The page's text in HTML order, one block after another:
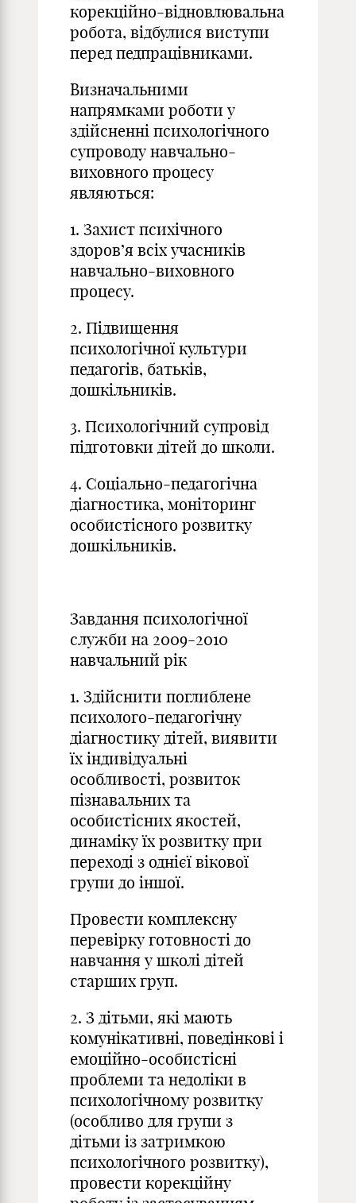
корекційно-відновлювальна
робота, відбулися виступи
перед педпрацівниками.
Визначальними
напрямками роботи у
здійсненні психологічного
супроводу навчально-
виховного процесу
являються:
1. Захист психічного
здоров’я всіх учасників
навчально-виховного
процесу.
2. Підвищення
психологічної культури
педагогів, батьків,
дошкільників.
3. Психологічний супровід
підготовки дітей до школи.
4. Соціально-педагогічна
діагностика, моніторинг
особистісного розвитку
дошкільників.
Завдання психологічної
служби на 2009-2010
навчальний рік
1. Здійснити поглиблене
психолого-педагогічну
діагностику дітей, виявити
їх індивідуальні
особливості, розвиток
пізнавальних та
особистісних якостей,
динаміку їх розвитку при
переході з однієї вікової
групи до іншої.
Провести комплексну
перевірку готовності до
навчання у школі дітей
старших груп.
2. З дітьми, які мають
комунікативні, поведінкові і
емоційно-особистісні
проблеми та недоліки в
психологічному розвитку
(особливо для групи з
дітьми із затримкою
психологічного розвитку),
провести корекційну